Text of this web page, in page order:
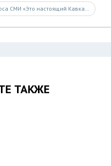
Победители конкурса СМИ «Это настоящий Кавказ»
ТАКЖЕ